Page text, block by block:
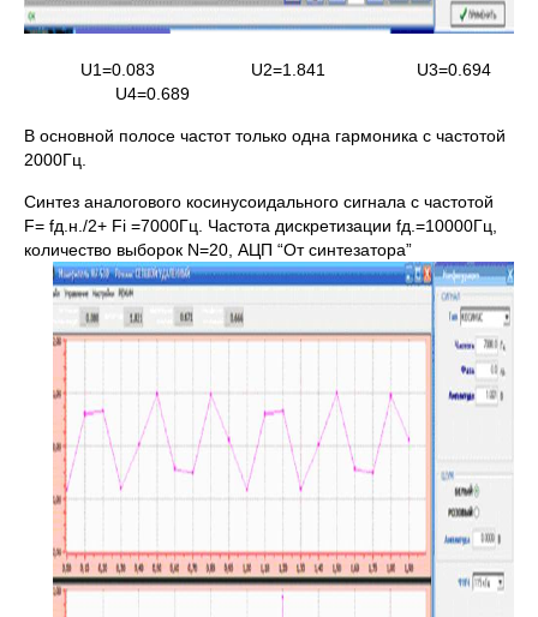
U1=0.083 U2=1.841 U3=0.694
U4=0.689
В основной полосе частот только одна гармоника с частотой
2000Гц.
Синтез аналогового косинусоидального сигнала с частотой
F= fд.н./2+ Fi =7000Гц. Частота дискретизации fд.=10000Гц,
количество выборок N=20, АЦП “От синтезатора”